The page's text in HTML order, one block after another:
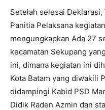
Setelah selesai
Panitia Pelaksana
mengungkapkan Ada 27
kecamatan Sekupang
ini, dimana kegiatan ini
Kota Batam yang diwakili
didampingi Kabid PSD
Didik Raden Azmin dan